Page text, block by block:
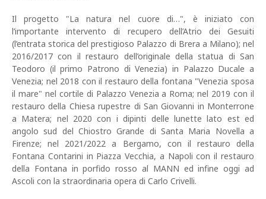
Il progetto "La natura nel cuore di…", è iniziato con
l’importante intervento di recupero dell’Atrio dei Gesuiti
(l’entrata storica del prestigioso Palazzo di Brera a Milano); nel
2016/2017 con il restauro dell’originale della statua di San
Teodoro (il primo Patrono di Venezia) in Palazzo Ducale a
Venezia; nel 2018 con il restauro della fontana "Venezia sposa
il mare" nel cortile di Palazzo Venezia a Roma; nel 2019 con il
restauro della Chiesa rupestre di San Giovanni in Monterrone
a Matera; nel 2020 con i dipinti delle lunette lato est ed
angolo sud del Chiostro Grande di Santa Maria Novella a
Firenze; nel 2021/2022 a Bergamo, con il restauro della
Fontana Contarini in Piazza Vecchia, a Napoli con il restauro
della Fontana in porfido rosso al MANN ed infine oggi ad
Ascoli con la straordinaria opera di Carlo Crivelli.